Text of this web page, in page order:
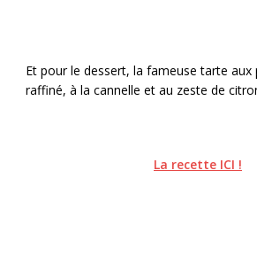
Et pour le dessert, la fameuse tarte aux
raffiné, à la cannelle et au zeste de
La recette ICI !